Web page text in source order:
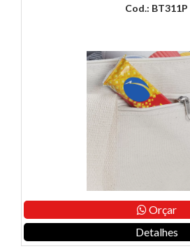
Cod.: BT311P
Orçar
Detalhes